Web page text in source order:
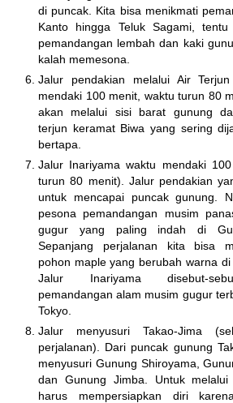
di puncak. Kita bisa menikmati
Kanto hingga Teluk Sagami,
pemandangan lembah dan kaki
kalah memesona.
Jalur pendakian melalui Air
mendaki 100 menit, waktu turun 80
akan melalui sisi barat gunung
terjun keramat Biwa yang sering
bertapa.
Jalur Inariyama waktu mendaki
turun 80 menit). Jalur pendakian
untuk mencapai puncak gunung.
pesona pemandangan musim
gugur yang paling indah di
Sepanjang perjalanan kita bisa
pohon maple yang berubah warna di
Jalur Inariyama disebut-
pemandangan alam musim gugur
Tokyo.
Jalur menyusuri Takao-Jima
perjalanan). Dari puncak gunung
menyusuri Gunung Shiroyama,
dan Gunung Jimba. Untuk
harus mempersiapkan diri